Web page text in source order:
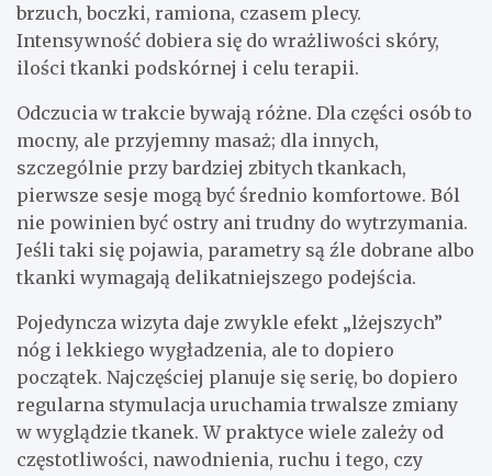
brzuch, boczki, ramiona, czasem plecy.
Intensywność dobiera się do wrażliwości skóry,
ilości tkanki podskórnej i celu terapii.
Odczucia w trakcie bywają różne. Dla części osób to
mocny, ale przyjemny masaż; dla innych,
szczególnie przy bardziej zbitych tkankach,
pierwsze sesje mogą być średnio komfortowe. Ból
nie powinien być ostry ani trudny do wytrzymania.
Jeśli taki się pojawia, parametry są źle dobrane albo
tkanki wymagają delikatniejszego podejścia.
Pojedyncza wizyta daje zwykle efekt „lżejszych”
nóg i lekkiego wygładzenia, ale to dopiero
początek. Najczęściej planuje się serię, bo dopiero
regularna stymulacja uruchamia trwalsze zmiany
w wyglądzie tkanek. W praktyce wiele zależy od
częstotliwości, nawodnienia, ruchu i tego, czy